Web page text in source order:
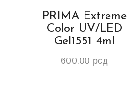
PRIMA Extreme
Color UV/LED
Gel1551 4ml
600.00 рсд